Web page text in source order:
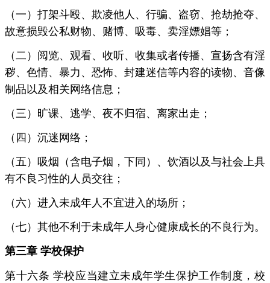
（一）打架斗殴、欺凌他人、行骗、盗窃、抢劫抢夺、
故意损毁公私财物、赌博、吸毒、卖淫嫖娼等；
（二）阅览、观看、收听、收集或者传播、宣扬含有淫
秽、色情、暴力、恐怖、封建迷信等内容的读物、音像
制品以及相关网络信息；
（三）旷课、逃学、夜不归宿、离家出走；
（四）沉迷网络；
（五）吸烟（含电子烟，下同）、饮酒以及与社会上具
有不良习性的人员交往；
（六）进入未成年人不宜进入的场所；
（七）其他不利于未成年人身心健康成长的不良行为。
第三章 学校保护
第十六条 学校应当建立未成年学生保护工作制度，校